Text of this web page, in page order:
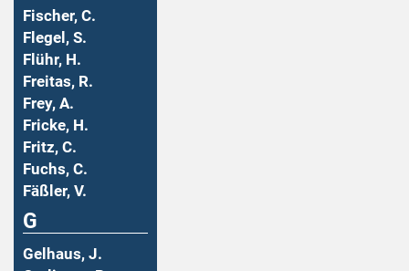
Fischer, C.
Flegel, S.
Flühr, H.
Freitas, R.
Frey, A.
Fricke, H.
Fritz, C.
Fuchs, C.
Fäßler, V.
G
Gelhaus, J.